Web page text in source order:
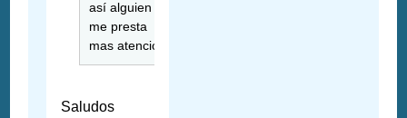
así alguien
me presta
mas atencion
Saludos